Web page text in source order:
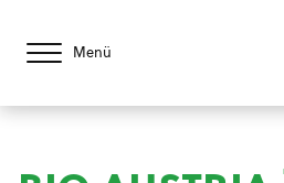
Menü